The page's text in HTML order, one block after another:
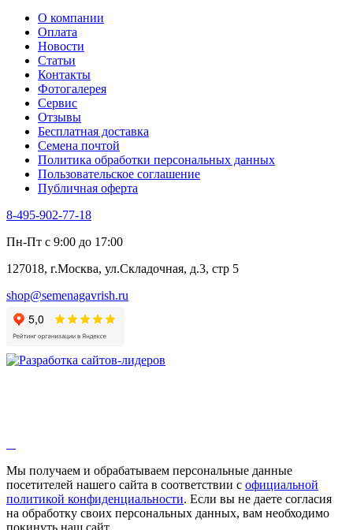
О компании
Оплата
Новости
Статьи
Контакты
Фотогалерея​
Сервис
Отзывы
Бесплатная доставка
Семена почтой
Политика обработки персональных данных
Пользовательское соглашение
Публичная оферта
8-495-902-77-18
Пн-Пт с 9:00 до 17:00
127018, г.Москва, ул.Складочная, д.3, стр 5
shop@semenagavrish.ru
Мы получаем и обрабатываем персональные данные
посетителей нашего сайта в соответствии с официальной
политикой конфиденциальности. Если вы не даете согласия
на обработку своих персональных данных, вам необходимо
покинуть наш сайт.